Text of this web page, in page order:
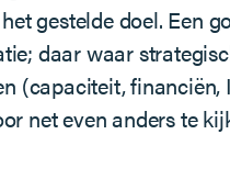
gestelde doel. Een
daar waar
(capaciteit,
net even anders te